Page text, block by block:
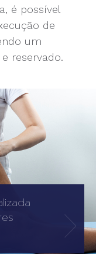
é possível
de
um
reservado.